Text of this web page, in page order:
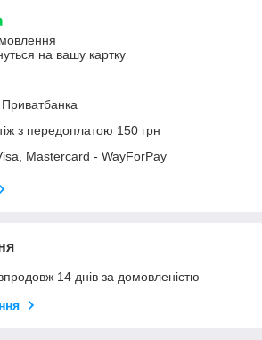
на вашу картку
з передоплатою 150 грн
Mastercard - WayForPay
14 днів за домовленістю